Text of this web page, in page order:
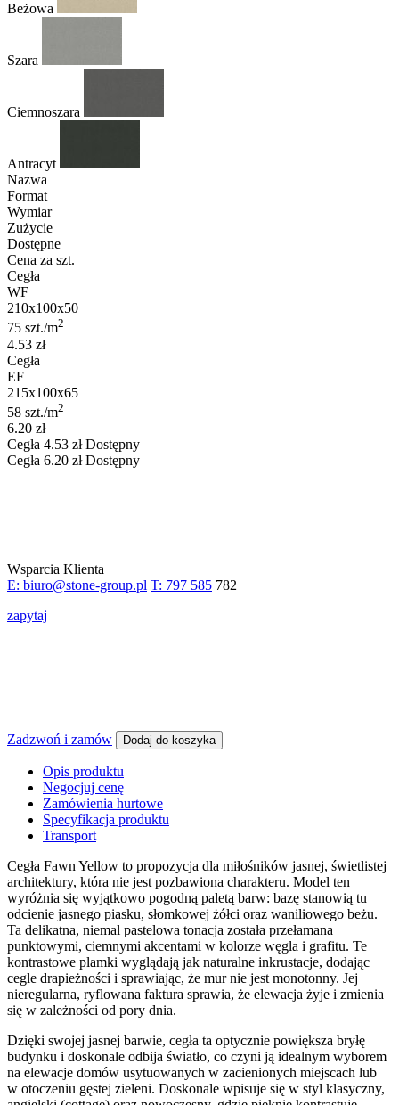
Beżowa
Szara
Ciemnoszara
Antracyt
Nazwa
Format
Wymiar
Zużycie
Dostępne
Cena za szt.
Cegła
WF
210x100x50
75 szt./m2
4.53 zł
Cegła
EF
215x100x65
58 szt./m2
6.20 zł
Cegła 4.53 zł Dostępny
Cegła 6.20 zł Dostępny
Wsparcia Klienta
E: biuro@stone-group.pl T: 797 585 782
zapytaj
Zadzwoń i zamów Dodaj do koszyka
Opis produktu
Negocjuj cenę
Zamówienia hurtowe
Specyfikacja produktu
Transport
Cegła Fawn Yellow to propozycja dla miłośników jasnej, świetlistej
architektury, która nie jest pozbawiona charakteru. Model ten
wyróżnia się wyjątkowo pogodną paletą barw: bazę stanowią tu
odcienie jasnego piasku, słomkowej żółci oraz waniliowego beżu.
Ta delikatna, niemal pastelowa tonacja została przełamana
punktowymi, ciemnymi akcentami w kolorze węgla i grafitu. Te
kontrastowe plamki wyglądają jak naturalne inkrustacje, dodając
cegle drapieżności i sprawiając, że mur nie jest monotonny. Jej
nieregularna, ryflowana faktura sprawia, że elewacja żyje i zmienia
się w zależności od pory dnia.
Dzięki swojej jasnej barwie, cegła ta optycznie powiększa bryłę
budynku i doskonale odbija światło, co czyni ją idealnym wyborem
na elewacje domów usytuowanych w zacienionych miejscach lub
w otoczeniu gęstej zieleni. Doskonale wpisuje się w styl klasyczny,